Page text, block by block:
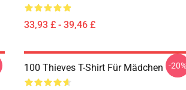
33,93 £ - 39,46 £
100 Thieves T-Shirt Für Mädchen -20%